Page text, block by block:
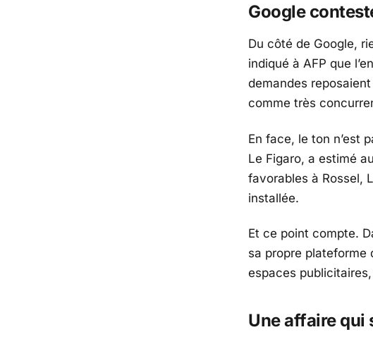
Google
Du côté de Google,
indiqué à AFP que
demandes
comme très
En face, le ton n’est
Le Figaro, a estimé
favorables à Rossel,
installée.
Et ce point compte.
sa propre plateforme
espaces
Une affaire qui